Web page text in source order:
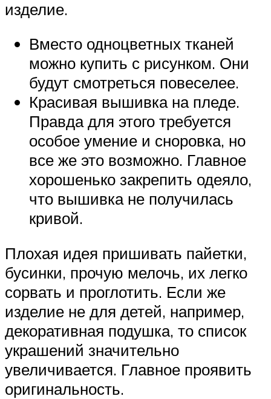
изделие.
Вместо одноцветных тканей
можно купить с рисунком. Они
будут смотреться повеселее.
Красивая вышивка на пледе.
Правда для этого требуется
особое умение и сноровка, но
все же это возможно. Главное
хорошенько закрепить одеяло,
что вышивка не получилась
кривой.
Плохая идея пришивать пайетки,
бусинки, прочую мелочь, их легко
сорвать и проглотить. Если же
изделие не для детей, например,
декоративная подушка, то список
украшений значительно
увеличивается. Главное проявить
оригинальность.